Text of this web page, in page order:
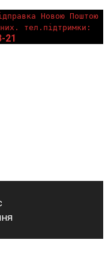
Новою Поштою
тел.підтримки:
21